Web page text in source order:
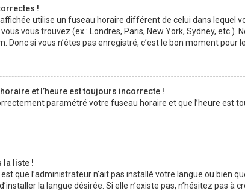
!
affichée utilise un fuseau horaire différent de celui dans lequel
vous trouvez (ex : Londres, Paris, New York, Sydney,
Donc si vous n’êtes pas enregistré, c’est le bon moment pour
et l’heure est toujours incorrecte !
paramétré votre fuseau horaire et que l’heure est
la liste !
est que l’administrateur n’ait pas installé votre langue ou bien
la langue désirée. Si elle n’existe pas, n’hésitez pas